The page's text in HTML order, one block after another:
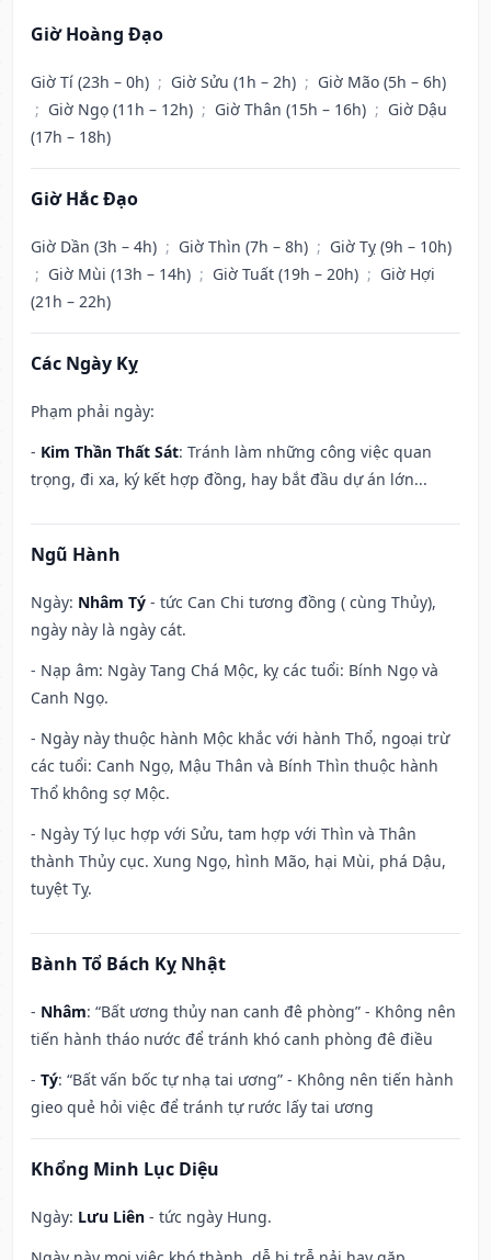
Giờ Hoàng Đạo
Giờ Tí (23h – 0h) ; Giờ Sửu (1h – 2h) ; Giờ Mão (5h – 6h)
; Giờ Ngọ (11h – 12h) ; Giờ Thân (15h – 16h) ; Giờ Dậu
(17h – 18h)
Giờ Hắc Đạo
Giờ Dần (3h – 4h) ; Giờ Thìn (7h – 8h) ; Giờ Tỵ (9h – 10h)
; Giờ Mùi (13h – 14h) ; Giờ Tuất (19h – 20h) ; Giờ Hợi
(21h – 22h)
Các Ngày Kỵ
Phạm phải ngày:
- Kim Thần Thất Sát: Tránh làm những công việc quan
trọng, đi xa, ký kết hợp đồng, hay bắt đầu dự án lớn...
Ngũ Hành
Ngày: Nhâm Tý - tức Can Chi tương đồng ( cùng Thủy),
ngày này là ngày cát.
- Nạp âm: Ngày Tang Chá Mộc, kỵ các tuổi: Bính Ngọ và
Canh Ngọ.
- Ngày này thuộc hành Mộc khắc với hành Thổ, ngoại trừ
các tuổi: Canh Ngọ, Mậu Thân và Bính Thìn thuộc hành
Thổ không sợ Mộc.
- Ngày Tý lục hợp với Sửu, tam hợp với Thìn và Thân
thành Thủy cục. Xung Ngọ, hình Mão, hại Mùi, phá Dậu,
tuyệt Tỵ.
Bành Tổ Bách Kỵ Nhật
- Nhâm: “Bất ương thủy nan canh đê phòng” - Không nên
tiến hành tháo nước để tránh khó canh phòng đê điều
- Tý: “Bất vấn bốc tự nhạ tai ương” - Không nên tiến hành
gieo quẻ hỏi việc để tránh tự rước lấy tai ương
Khổng Minh Lục Diệu
Ngày: Lưu Liên - tức ngày Hung.